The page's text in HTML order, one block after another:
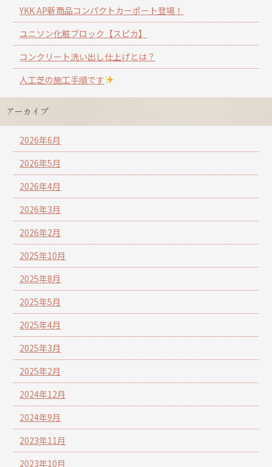
YKK AP新商品コンパクトカーポート登場！
ユニソン化粧ブロック【スピカ】
コンクリート洗い出し仕上げとは？
人工芝の施工手順です
アーカイブ
2026年6月
2026年5月
2026年4月
2026年3月
2026年2月
2025年10月
2025年8月
2025年5月
2025年4月
2025年3月
2025年2月
2024年12月
2024年9月
2023年11月
2023年10月